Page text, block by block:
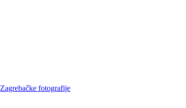
Zagrebačke fotografije